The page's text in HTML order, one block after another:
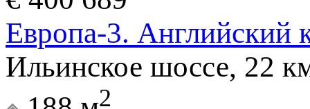
Европа-3. Английский
Ильинское шоссе, 22
2